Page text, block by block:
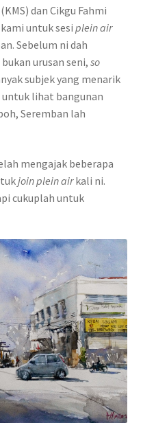
with Azmannor
dan Cikgu Fahmi
untuk sesi plein air
Sebelum ni dah
urusan seni, so
subjek yang menarik
untuk lihat bangunan
Seremban lah
mengajak beberapa
join plein airkali ni.
cukuplah untuk